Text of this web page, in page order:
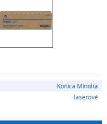
Konica Minolta
laserové